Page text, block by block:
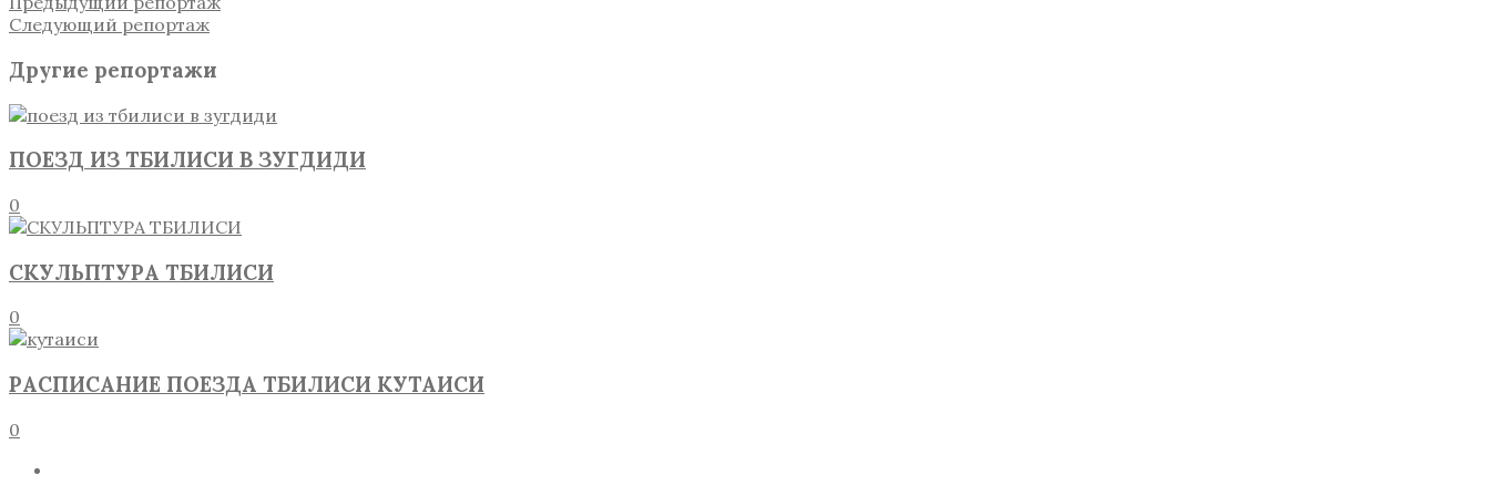
Следующий репортаж
Другие репортажи
ПОЕЗД ИЗ ТБИЛИСИ В ЗУГДИДИ
0
СКУЛЬПТУРА ТБИЛИСИ
0
РАСПИСАНИЕ ПОЕЗДА ТБИЛИСИ КУТАИСИ
0